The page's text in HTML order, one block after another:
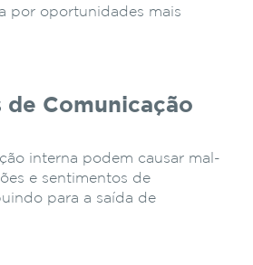
por oportunidades mais
de Comunicação
interna podem causar mal-
e sentimentos de
para a saída de